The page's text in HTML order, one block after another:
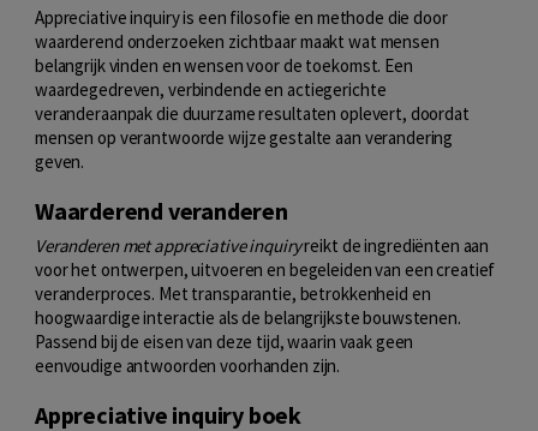
Appreciative inquiry is een filosofie en methode die door
waarderend onderzoeken zichtbaar maakt wat mensen
belangrijk vinden en wensen voor de toekomst. Een
waardegedreven, verbindende en actiegerichte
veranderaanpak die duurzame resultaten oplevert, doordat
mensen op verantwoorde wijze gestalte aan verandering
geven.
Waarderend veranderen
Veranderen met appreciative inquiryreikt de ingrediënten aan
voor het ontwerpen, uitvoeren en begeleiden van een creatief
veranderproces. Met transparantie, betrokkenheid en
hoogwaardige interactie als de belangrijkste bouwstenen.
Passend bij de eisen van deze tijd, waarin vaak geen
eenvoudige antwoorden voorhanden zijn.
Appreciative inquiry boek